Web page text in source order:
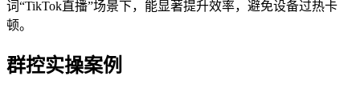
词“TikTok直播”场景下，能显著提升效率，避免设备过热卡
顿。
群控实操案例